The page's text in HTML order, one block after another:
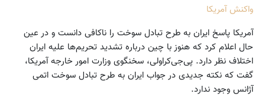
واکنش آمریکا
آمریکا پاسخ ایران به طرح تبادل سوخت را ناکافی دانست و در عین
حال اعلام کرد که هنوز با چین درباره تشدید تحریم‌ها علیه ایران
اختلاف نظر دارد. پی‌جی‌کراولی، سخنگوی وزارت امور خارجه آمریکا،
گفت که نکته جدیدی در جواب ایران به طرح تبادل سوخت اتمی
آژانس وجود ندارد.